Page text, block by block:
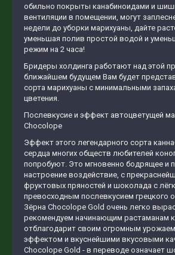
обильно покрыты канабиноидами и
вентиляции в помещении, могут
недели до уборки марихуаны, дайте
уменьшая полив простой водой и
режим на 2 часа!
Бридеры холдинга работают над этой
ближайшем будущем Вам будет
сорта марихуаны с минимальными
цветения.
Послевкусие и эффект автоцветущей
Chocolope
Эффект этого легендарного сорта
сердца многих обществ любителей
попробуют. Это мгновенно бодрящее и
настроение воздействие, с
фруктовых пряностей и шоколада с
превосходным послевкусием грецкого
Зёрна Сhocolope Gold очень легко
рекомендуем начинающим растаманам
отблагодарит своим огромным
эффектом и вкуснейшими вкусовыми
Сhocolope Gold - в переводе означает